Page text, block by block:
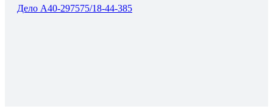
Дело А40-297575/18-44-385